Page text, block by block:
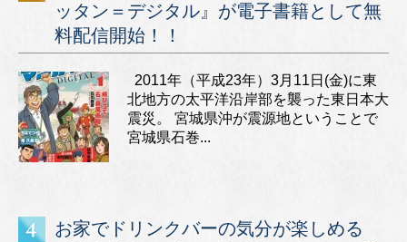
ッタン＝デジタル』が電子書籍として無
料配信開始！！
2011年（平成23年）3月11日(金)に東
北地方の太平洋沿岸部を襲った東日本大
震災。 宮城県沖が震源地ということで
宮城県石巻...
お家でドリンクバーの気分が楽しめる